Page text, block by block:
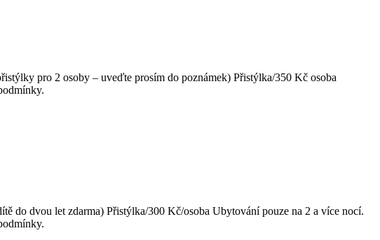
pro 2 osoby – uveďte prosím do poznámek) Přistýlka/350 Kč osoba
do dvou let zdarma) Přistýlka/300 Kč/osoba Ubytování pouze na 2 a více nocí.